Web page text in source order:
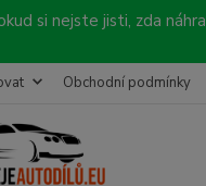
si nejste jisti, zda
Obchodní podmínky